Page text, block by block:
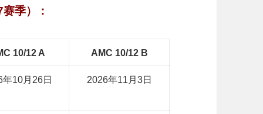
季） ：
10/12 A AMC 10/12 B
年10月26日 2026年11月3日